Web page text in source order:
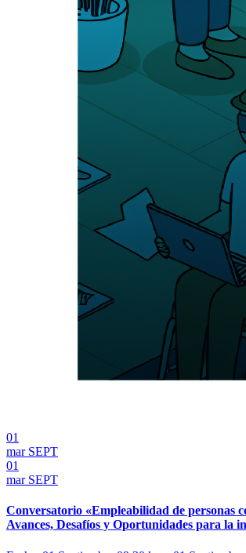
01
mar SEPT
01
mar SEPT
Conversatorio «Empleabilidad de personas
Avances, Desafíos y Oportunidades para la